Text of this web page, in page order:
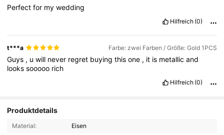
Perfectfor mywedding
Hilfreich (0)
t***a Farbe: zwei Farben / Größe: Gold 1PCS
Guys , uwill never regret buyingthisone , it is metallicand
lookssooooo rich
Hilfreich (0)
Produktdetails
Material: Eisen